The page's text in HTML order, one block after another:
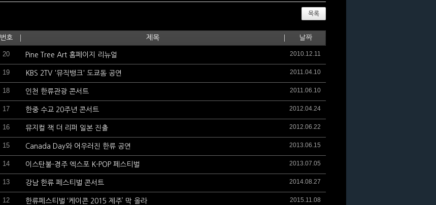
목록
번호 제목 날짜
20 Pine Tree Art 홈페이지 리뉴얼 2010.12.11
19 KBS 2TV '뮤직뱅크' 도쿄돔 공연 2011.04.10
18 인천 한류관광 콘서트 2011.06.10
17 한중 수교 20주년 콘서트 2012.04.24
16 뮤지컬 잭 더 리퍼 일본 진출 2012.06.22
15 Canada Day와 어우러진 한류 공연 2013.06.15
14 이스탄불-경주 엑스포 K-POP 페스티벌 2013.07.05
13 강남 한류 페스티벌 콘서트 2014.08.27
12 한류페스티벌 ‘케이콘 2015 제주’ 막 올라 2015.11.08